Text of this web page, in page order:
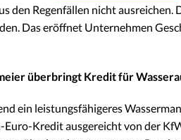
den Regenfällen nicht ausreichen.
Das eröffnet Unternehmen
überbringt Kredit für
ein leistungsfähigeres
Kredit ausgereicht von der